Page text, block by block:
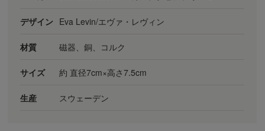
デザイン Eva Levin/エヴァ・レヴィン
材質 磁器、銅、コルク
サイズ 約 直径7cm×高さ7.5cm
生産 スウェーデン